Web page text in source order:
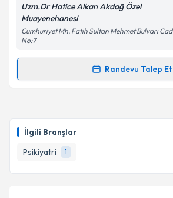
İlgili Branşlar
Psikiyatri
1
Kişisel verilerimin işlenmesine
Metni'ni okudum ve kişisel
Takvim Talebini
Uzm.Dr Hatice Alkan Akdağ Özel
Muayenehanesi
Cumhuriyet Mh. Fatih Sultan Mehmet Bulvarı
No:7
Randevu Talep Et
Randevu Takvimi Talebi
için bir takvim hazırlandığında e-
bilgilendireceğiz.
E-posta Adresiniz